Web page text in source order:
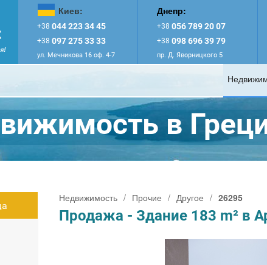
Киев: Днепр:
+38 044 223 34 45 +38 056 789 20 07
+38 097 275 33 33 +38 098 696 39 79
ул. Мечникова 16 оф. 4-7 пр. Д. Яворницкого 5
в
Недвижимость / Прочие / Другое / 26295
Продажа - Здание 183 m² в